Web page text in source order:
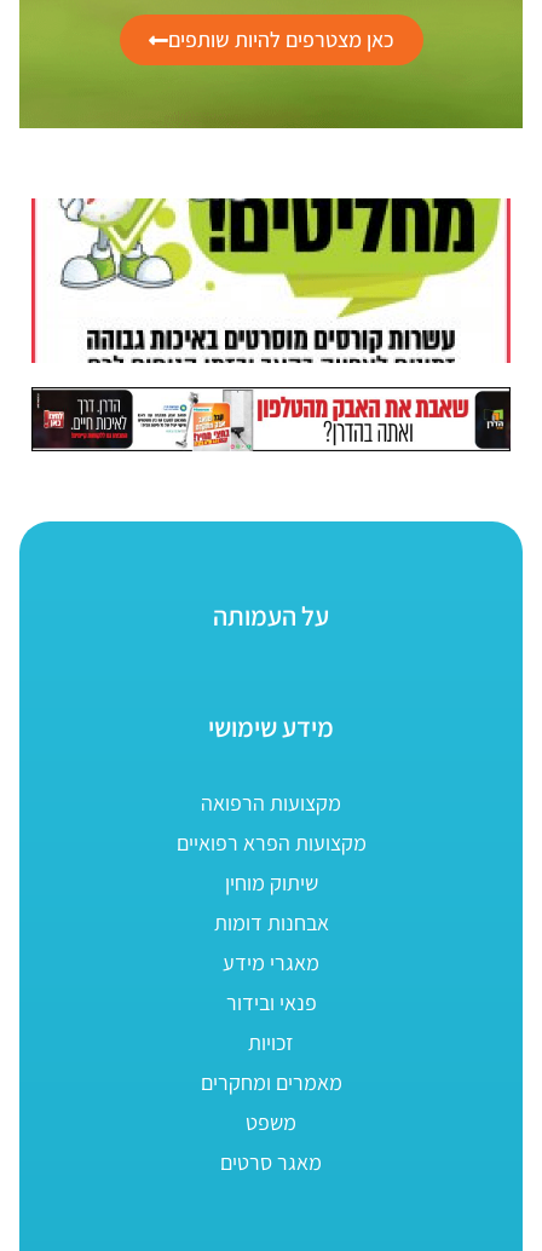
כאן מצטרפים להיות שותפים
על העמותה
מידע שימושי
מקצועות הרפואה
מקצועות הפרא רפואיים
שיתוק מוחין
אבחנות דומות
מאגרי מידע
פנאי ובידור
זכויות
מאמרים ומחקרים
משפט
מאגר סרטים